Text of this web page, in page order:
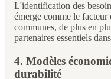
L'identification des
émerge comme le
communes, de plus en
partenaires essentiels
4. Modèles
durabilité